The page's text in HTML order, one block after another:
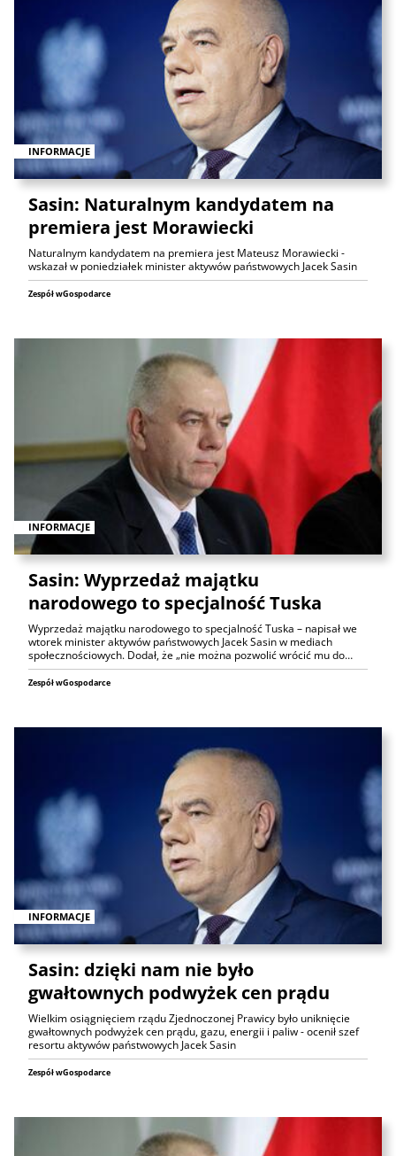
INFORMACJE
Sasin: Naturalnym kandydatem na
premiera jest Morawiecki
Naturalnym kandydatem na premiera jest Mateusz Morawiecki -
wskazał w poniedziałek minister aktywów państwowych Jacek Sasin
Zespół wGospodarce
INFORMACJE
Sasin: Wyprzedaż majątku
narodowego to specjalność Tuska
Wyprzedaż majątku narodowego to specjalność Tuska – napisał we
wtorek minister aktywów państwowych Jacek Sasin w mediach
społecznościowych. Dodał, że „nie można pozwolić wrócić mu do…
Zespół wGospodarce
INFORMACJE
Sasin: dzięki nam nie było
gwałtownych podwyżek cen prądu
Wielkim osiągnięciem rządu Zjednoczonej Prawicy było uniknięcie
gwałtownych podwyżek cen prądu, gazu, energii i paliw - ocenił szef
resortu aktywów państwowych Jacek Sasin
Zespół wGospodarce